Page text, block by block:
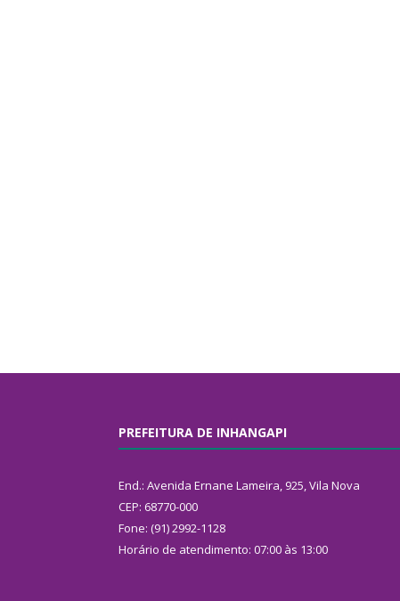
PREFEITURA DE INHANGAPI
End.: Avenida Ernane Lameira, 925, Vila Nova
CEP: 68770-000
Fone: (91) 2992-1128
Horário de atendimento: 07:00 às 13:00